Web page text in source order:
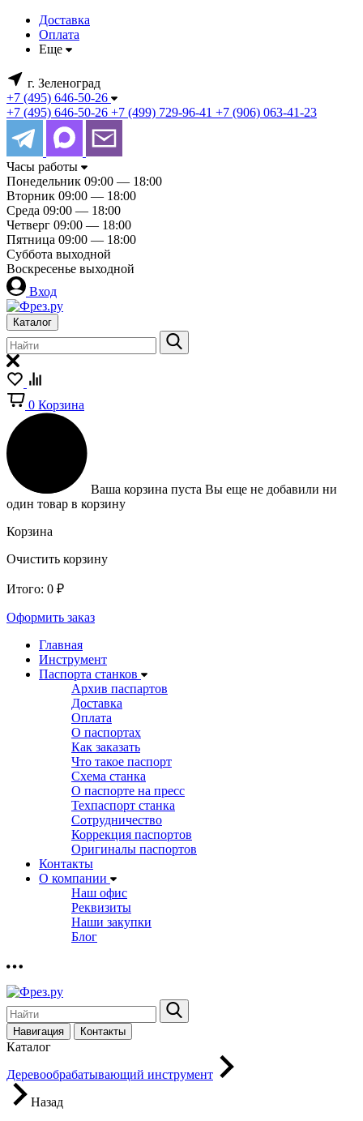
Доставка
Оплата
Еще
г. Зеленоград
+7 (495) 646-50-26
+7 (495) 646-50-26 +7 (499) 729-96-41 +7 (906) 063-41-23
Часы работы
Понедельник 09:00 — 18:00
Вторник 09:00 — 18:00
Среда 09:00 — 18:00
Четверг 09:00 — 18:00
Пятница 09:00 — 18:00
Суббота выходной
Воскресенье выходной
Вход
Каталог
0 Корзина
Ваша корзина пуста Вы еще не добавили ни
один товар в корзину
Корзина
Очистить корзину
Итого: 0 ₽
Оформить заказ
Главная
Инструмент
Паспорта станков
Архив паспартов
Доставка
Оплата
О паспортах
Как заказать
Что такое паспорт
Схема станка
О паспорте на пресс
Техпаспорт станка
Сотрудничество
Коррекция паспортов
Оригиналы паспортов
Контакты
О компании
Наш офис
Реквизиты
Наши закупки
Блог
Навигация Контакты
Каталог
Деревообрабатывающий инструмент
Назад